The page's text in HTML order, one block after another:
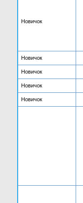
Новичок
Новичок
Новичок
Новичок
Новичок